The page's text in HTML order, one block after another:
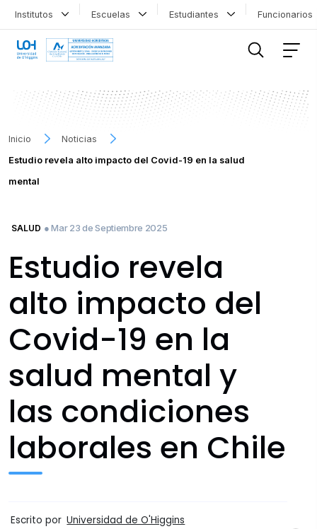
Institutos Escuelas Estudiantes
Inicio
Noticias
Estudio revela alto impacto del Covid-19 en la salud
mental
SALUD ● Mar 23 de Septiembre 2025
Estudio revela
alto impacto del
Covid-19 en la
salud mental y
las condiciones
laborales en Chile
Escrito por Universidad de O'Higgins